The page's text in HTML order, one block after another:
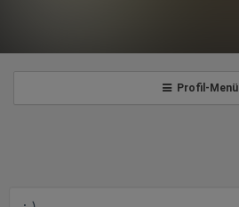
Profil-Menü